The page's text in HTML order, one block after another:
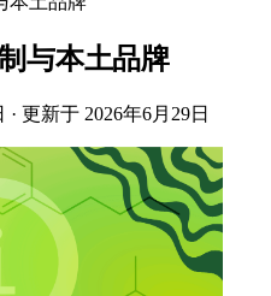
与本土品牌
· 更新于 2026年6月29日